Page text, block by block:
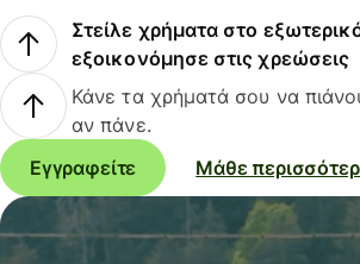
Στείλε χρήματα στο
εξοικονόμησε στις χρεώσεις
Κάνε τα χρήματά σου να
αν πάνε.
Εγγραφείτε
Μάθε